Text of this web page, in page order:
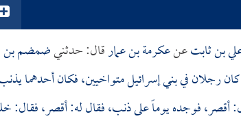
بن ثابتعنعكرمة بن عمارقال: حدثنيضمضم بن
كان رجلان في بني إسرائيل متواخيين، فكان أحدهما
أقصر، فوجده يوماً على ذنب، فقال له: أقصر، فقال: